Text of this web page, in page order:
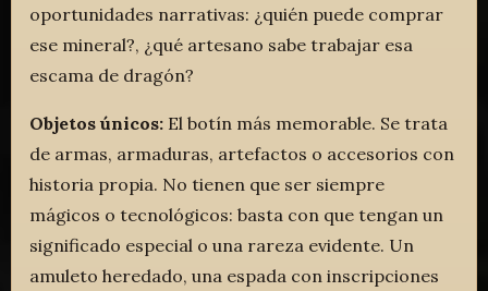
oportunidades narrativas: ¿quién puede comprar
ese mineral?, ¿qué artesano sabe trabajar esa
escama de dragón?
Objetos únicos: El botín más memorable. Se trata
de armas, armaduras, artefactos o accesorios con
historia propia. No tienen que ser siempre
mágicos o tecnológicos: basta con que tengan un
significado especial o una rareza evidente. Un
amuleto heredado, una espada con inscripciones